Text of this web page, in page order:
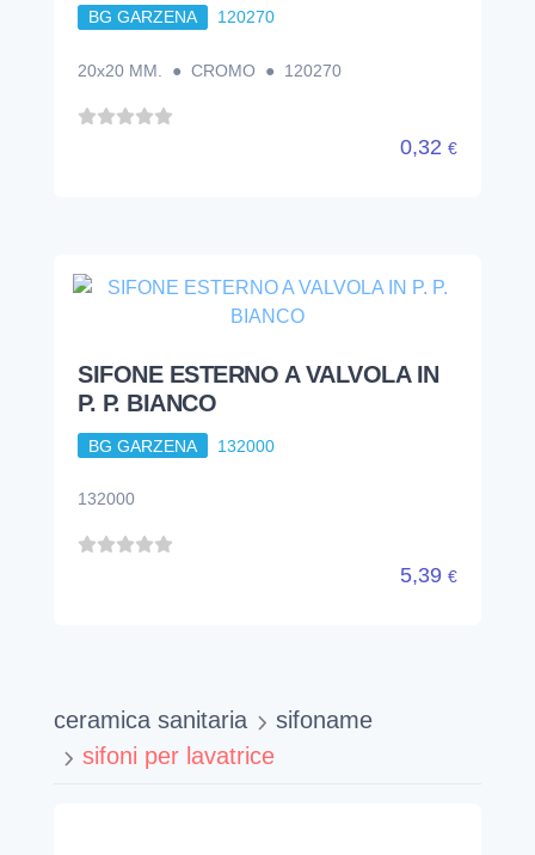
BG GARZENA 120270
20x20 MM. ● CROMO ● 120270
0,32 €
SIFONE ESTERNO A VALVOLA IN
P. P. BIANCO
BG GARZENA 132000
132000
5,39 €
ceramica sanitaria
sifoname
sifoni per lavatrice